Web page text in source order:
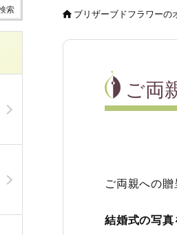
ブリザーブドフラワーの
ご両
ご両親への
結婚式の写